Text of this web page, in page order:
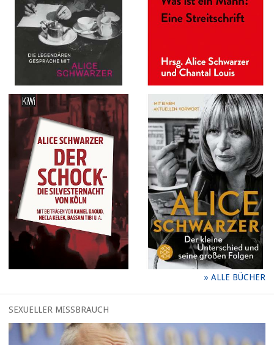
ALLE BÜCHER
SEXUELLER MISSBRAUCH